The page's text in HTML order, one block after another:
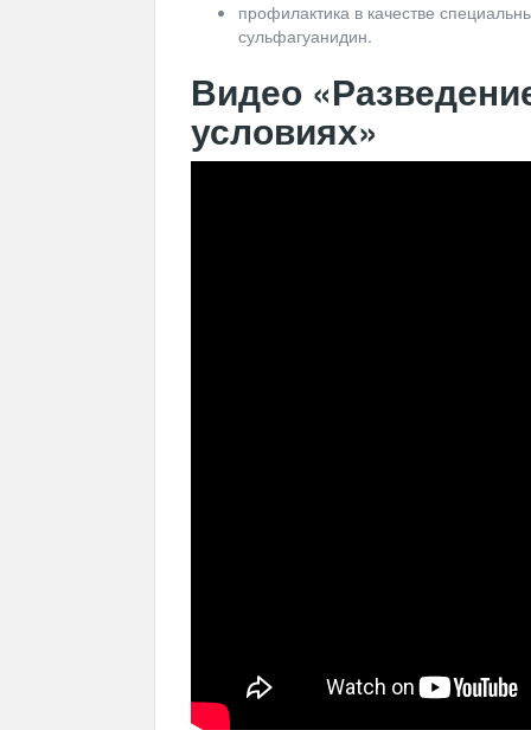
профилактика в качестве
сульфагуанидин.
Видео
условиях»